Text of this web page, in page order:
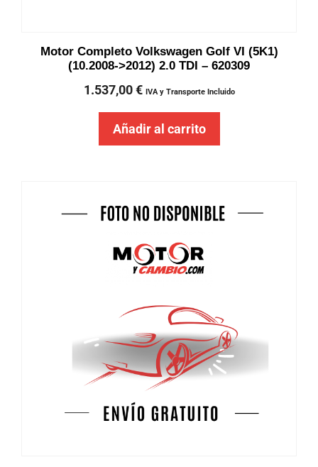
Motor Completo Volkswagen Golf VI (5K1)
(10.2008->2012) 2.0 TDI – 620309
1.537,00€ IVA y Transporte Incluido
Añadir al carrito